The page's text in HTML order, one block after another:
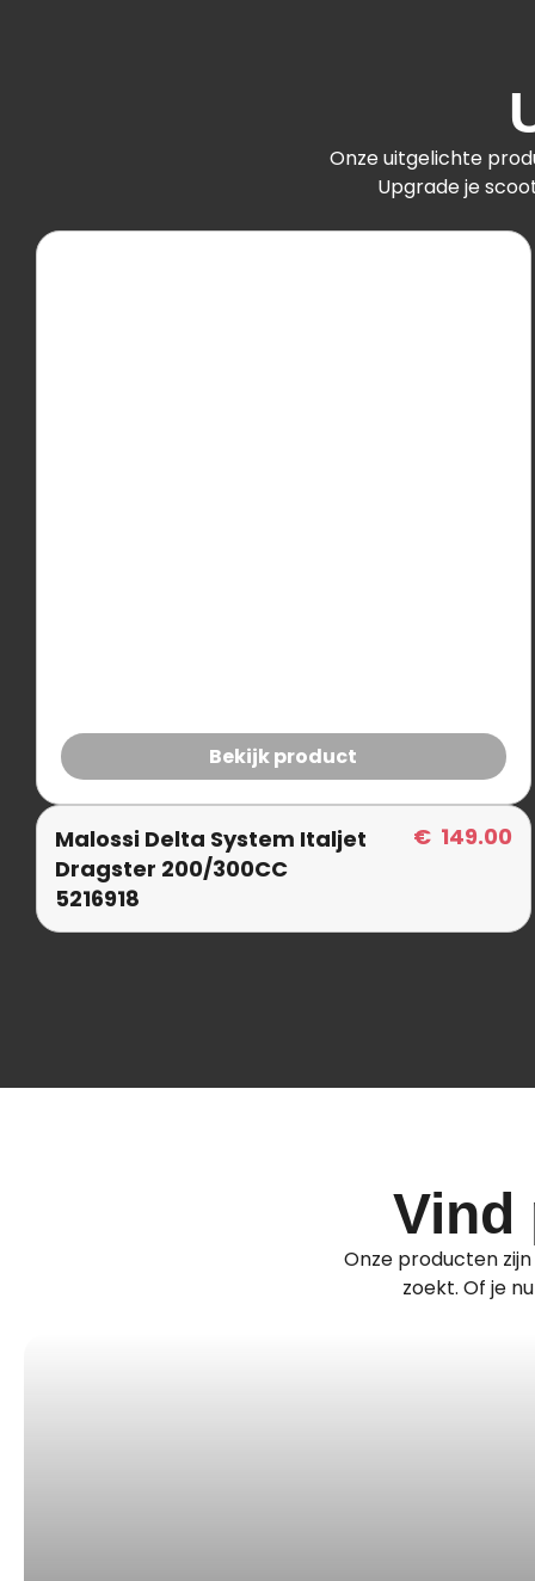
Onze uitgelichte
Upgrade je
Bekijk product
Malossi Delta System Italjet
Dragster 200/300CC
5216918
€ 149.00
Vind
Onze producten
zoekt. Of je